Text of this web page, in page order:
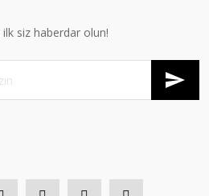
siz haberdar olun!